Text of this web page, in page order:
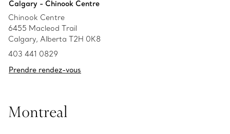
Calgary - Chinook Centre
Chinook Centre
6455 Macleod Trail
Calgary, Alberta T2H 0K8
403 441 0829
Prendre rendez-vous
Montreal